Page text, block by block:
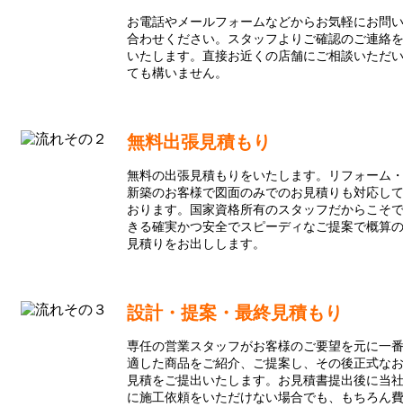
お電話やメールフォームなどからお気軽にお問い
合わせください。スタッフよりご確認のご連絡を
いたします。直接お近くの店舗にご相談いただい
ても構いません。
無料出張見積もり
無料の出張見積もりをいたします。リフォーム・
新築のお客様で図面のみでのお見積りも対応して
おります。国家資格所有のスタッフだからこそで
きる確実かつ安全でスピーディなご提案で概算の
見積りをお出しします。
設計・提案・最終見積もり
専任の営業スタッフがお客様のご要望を元に一番
適した商品をご紹介、ご提案し、その後正式なお
見積をご提出いたします。お見積書提出後に当社
に施工依頼をいただけない場合でも、もちろん費